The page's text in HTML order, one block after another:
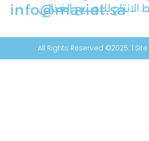
info@mariat.sa
للتصنيع الغذائي
All Rights Reserved ©2025. |